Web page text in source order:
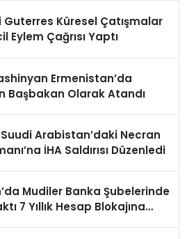
Guterres Küresel Çatışmalar
Eylem Çağrısı Yaptı
Ermenistan’da
Başbakan Olarak Atandı
Arabistan’daki Necran
İHA Saldırısı Düzenledi
Mudiler Banka Şubelerinde
7 Yıllık Hesap Blokajına